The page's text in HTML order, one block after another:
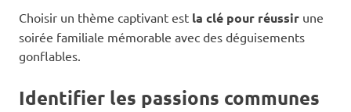
Choisir un thème captivant est la clé pour réussir une
soirée familiale mémorable avec des déguisements
gonflables.
Identifier les passions communes